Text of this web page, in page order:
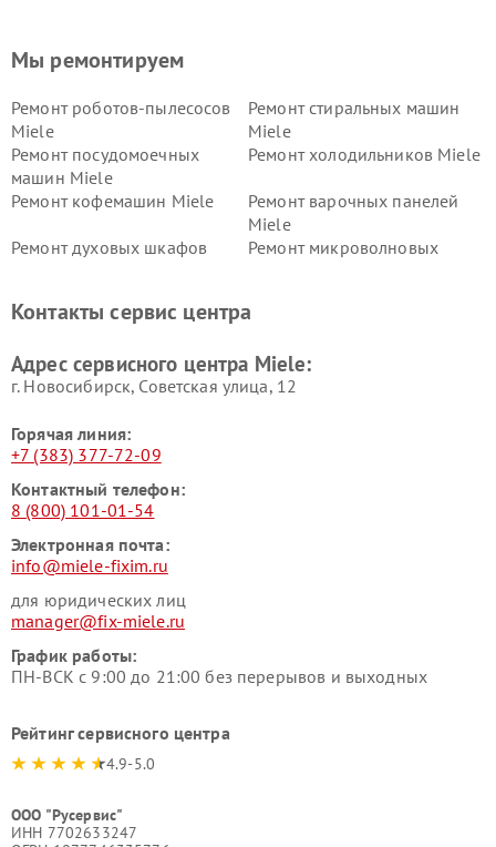
Мы ремонтируем
Ремонт роботов-пылесосов
Miele
Ремонт стиральных машин
Miele
Ремонт посудомоечных
машин Miele
Ремонт холодильников Miele
Ремонт кофемашин Miele
Ремонт варочных панелей
Miele
Ремонт духовых шкафов
Ремонт микроволновых
Miele
Miele
пылесосов Miele
Контакты сервис центра
Адрес сервисного центра Miele:
г. Новосибирск, Советская улица, 12
Горячая линия:
+7 (383) 377-72-09
Контактный телефон:
8 (800) 101-01-54
Электронная почта:
info@miele-fixim.ru
для юридических лиц
manager@fix-miele.ru
График работы:
ПН-ВСК с 9:00 до 21:00 без перерывов и выходных
Рейтинг сервисного центра
4.9-5.0
ООО "Русервис"
ИНН 7702633247